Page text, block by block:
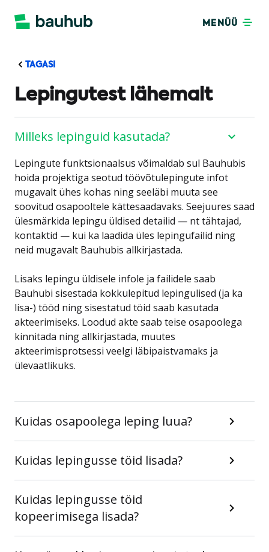
MENÜÜ
TAGASI
Lepingutest lähemalt
Milleks lepinguid kasutada?
Lepingute funktsionaalsus võimaldab sul Bauhubis
hoida projektiga seotud töövõtulepingute infot
mugavalt ühes kohas ning seeläbi muuta see
soovitud osapooltele kättesaadavaks. Seejuures saad
ülesmärkida lepingu üldised detailid — nt tähtajad,
kontaktid — kui ka laadida üles lepingufailid ning
neid mugavalt Bauhubis allkirjastada.
Lisaks lepingu üldisele infole ja failidele saab
Bauhubi sisestada kokkulepitud lepingulised (ja ka
lisa-) tööd ning sisestatud töid saab kasutada
akteerimiseks. Loodud akte saab teise osapoolega
kinnitada ning allkirjastada, muutes
akteerimisprotsessi veelgi läbipaistvamaks ja
ülevaatlikuks.
Kuidas osapoolega leping luua?
Kuidas lepingusse töid lisada?
Kuidas lepingusse töid
kopeerimisega lisada?